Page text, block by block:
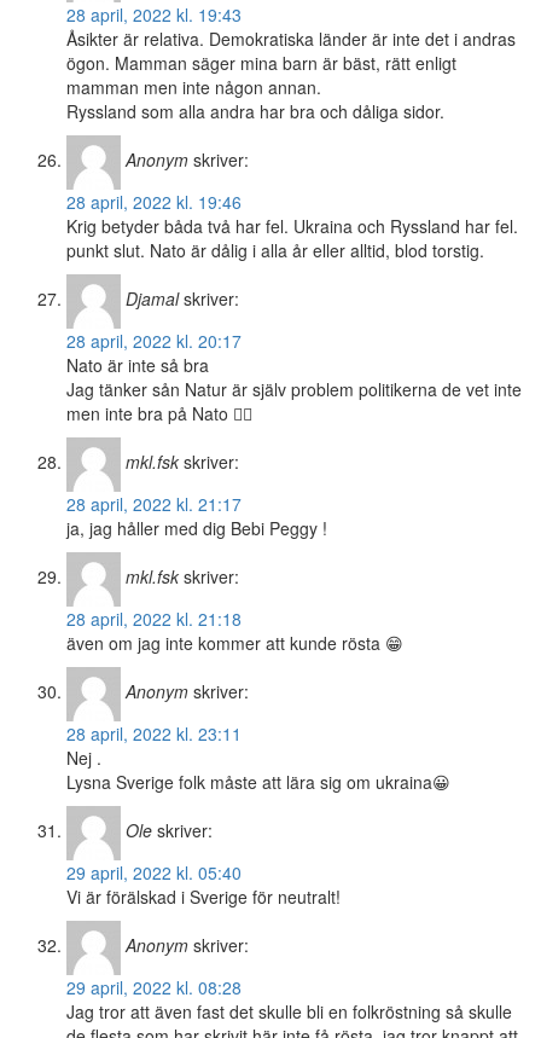
28 april, 2022 kl. 19:43
Åsikter är relativa. Demokratiska länder är inte det i andras
ögon. Mamman säger mina barn är bäst, rätt enligt
mamman men inte någon annan.
Ryssland som alla andra har bra och dåliga sidor.
Anonym skriver:
28 april, 2022 kl. 19:46
Krig betyder båda två har fel. Ukraina och Ryssland har fel.
punkt slut. Nato är dålig i alla år eller alltid, blod torstig.
Djamal skriver:
28 april, 2022 kl. 20:17
Nato är inte så bra
Jag tänker sån Natur är själv problem politikerna de vet inte
men inte bra på Nato 👈🏽
mkl.fsk skriver:
28 april, 2022 kl. 21:17
ja, jag håller med dig Bebi Peggy !
mkl.fsk skriver:
28 april, 2022 kl. 21:18
även om jag inte kommer att kunde rösta 😁
Anonym skriver:
28 april, 2022 kl. 23:11
Nej .
Lysna Sverige folk måste att lära sig om ukraina😀
Ole skriver:
29 april, 2022 kl. 05:40
Vi är förälskad i Sverige för neutralt!
Anonym skriver:
29 april, 2022 kl. 08:28
Jag tror att även fast det skulle bli en folkröstning så skulle